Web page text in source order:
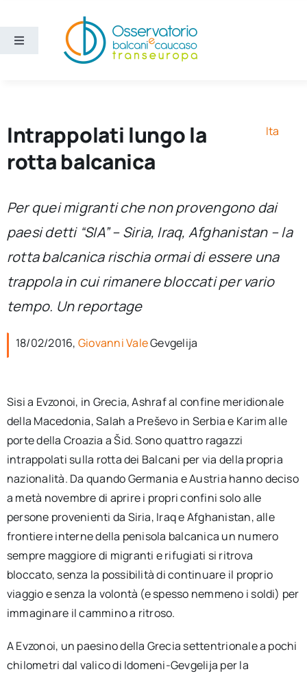
contenuto
Toggle
Ricerca e divulgazione
Sezioni
Chi siamo
per:
Ita
Intrappolati lungo la
rotta balcanica
Ita
Per quei migranti che non provengono dai
paesi detti “SIA” – Siria, Iraq, Afghanistan – la
rotta balcanica rischia ormai di essere una
trappola in cui rimanere bloccati per vario
tempo. Un reportage
18/02/2016, Giovanni ValeGevgelija
Sisi a Evzonoi, in Grecia, Ashraf al confine meridionale
della Macedonia, Salah a Preševo in Serbia e Karim alle
porte della Croazia a Šid. Sono quattro ragazzi
intrappolati sulla rotta dei Balcani per via della propria
nazionalità. Da quando Germania e Austria hanno deciso
a metà novembre di aprire i propri confini solo alle
persone provenienti da Siria, Iraq e Afghanistan, alle
frontiere interne della penisola balcanica un numero
sempre maggiore di migranti e rifugiati si ritrova
bloccato, senza la possibilità di continuare il proprio
viaggio e senza la volontà (e spesso nemmeno i soldi) per
immaginare il cammino a ritroso.
A Evzonoi, un paesino della Grecia settentrionale a pochi
chilometri dal valico di Idomeni-Gevgelija per la